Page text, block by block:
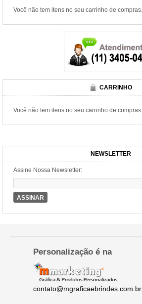
Você não tem itens no seu carrinho de compras.
CARRINHO
Você não tem itens no seu carrinho de compras.
NEWSLETTER
Assine Nossa Newsletter:
ASSINAR
Personalização é na
contato@mgraficaebrindes.com.br